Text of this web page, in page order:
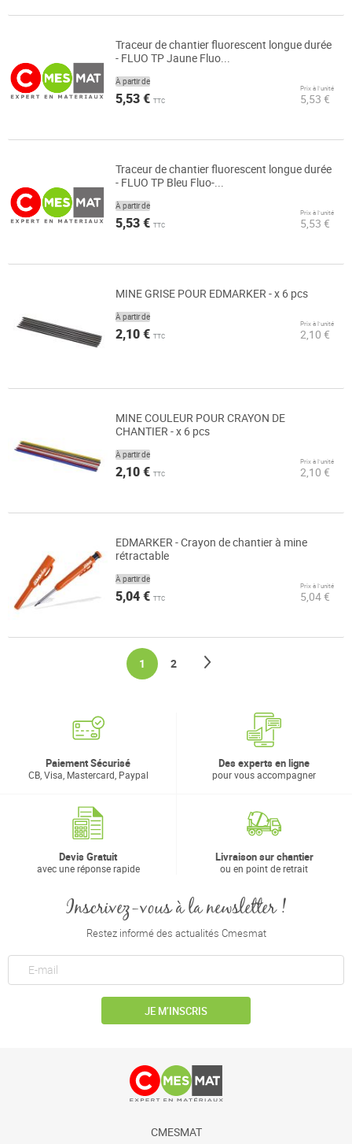
Traceur de chantier fluorescent longue durée
- FLUO TP Jaune Fluo...
À partir de
5,53 € TTC
Prix à l’unité
5,53 €
Traceur de chantier fluorescent longue durée
- FLUO TP Bleu Fluo-...
À partir de
5,53 € TTC
Prix à l’unité
5,53 €
MINE GRISE POUR EDMARKER - x 6 pcs
À partir de
2,10 € TTC
Prix à l’unité
2,10 €
MINE COULEUR POUR CRAYON DE
CHANTIER - x 6 pcs
À partir de
2,10 € TTC
Prix à l’unité
2,10 €
EDMARKER - Crayon de chantier à mine
rétractable
À partir de
5,04 € TTC
Prix à l’unité
5,04 €
You're currently reading page
1 Page
2
Paiement Sécurisé
CB, Visa, Mastercard, Paypal
Des experts en ligne
pour vous accompagner
Devis Gratuit
avec une réponse rapide
Livraison sur chantier
ou en point de retrait
Inscrivez-vous à la newsletter !
Restez informé des actualités Cmesmat
JE M’INSCRIS
CMESMAT